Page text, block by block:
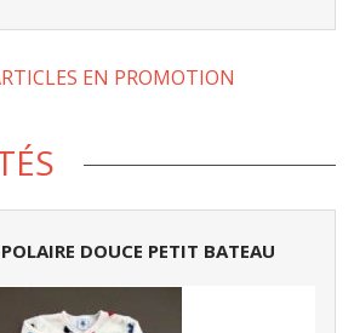
EN PROMOTION
DOUCE PETIT BATEAU